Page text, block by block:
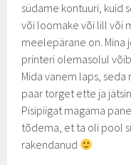
südame kontuuri, kuid
või loomake või lill või
meelepärane on. Mina
printeri olemasolul
Mida vanem laps, seda
paar torget ette ja
Pisipiigat magama
tõdema, et ta oli pool
rakendanud